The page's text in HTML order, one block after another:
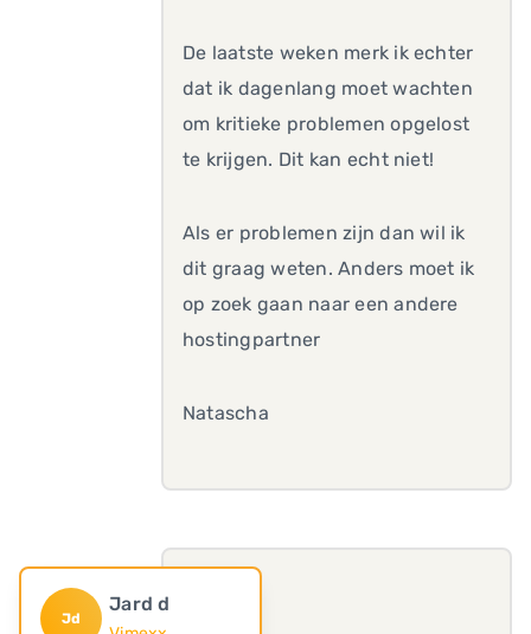
De laatste weken merk ik echter
dat ik dagenlang moet wachten
om kritieke problemen opgelost
te krijgen. Dit kan echt niet!
Als er problemen zijn dan wil ik
dit graag weten. Anders moet ik
op zoek gaan naar een andere
hostingpartner
Natascha
Jd
Jard d